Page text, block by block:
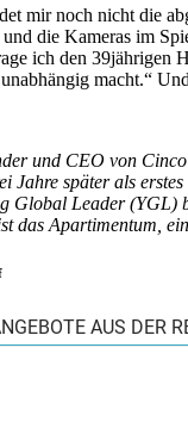
mir noch nicht die
die Kameras im
ich den 39jährigen
macht.“
und CEO von
Jahre später als
Global Leader (YGL)
das Apartimentum,